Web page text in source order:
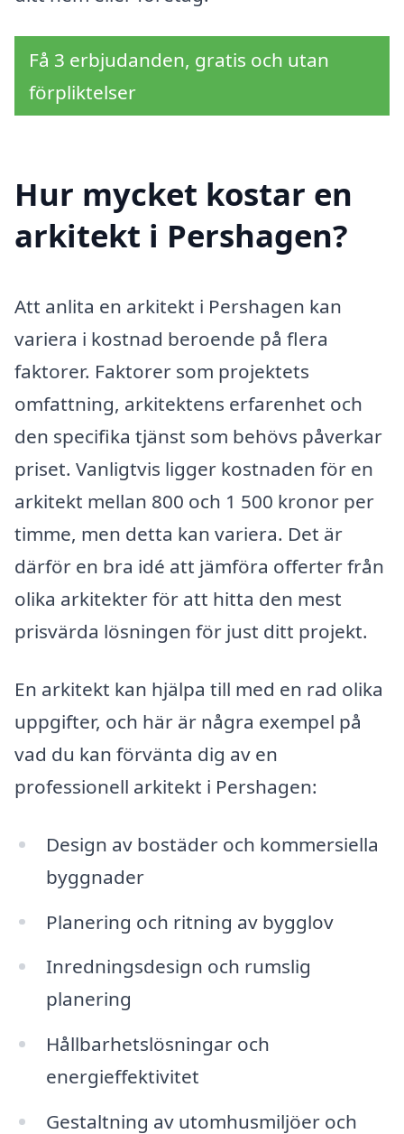
Få 3 erbjudanden, gratis och utan
förpliktelser
Hur mycket kostar en
arkitekt i Pershagen?
Att anlita en arkitekt i Pershagen kan
variera i kostnad beroende på flera
faktorer. Faktorer som projektets
omfattning, arkitektens erfarenhet och
den specifika tjänst som behövs påverkar
priset. Vanligtvis ligger kostnaden för en
arkitekt mellan 800 och 1 500 kronor per
timme, men detta kan variera. Det är
därför en bra idé att jämföra offerter från
olika arkitekter för att hitta den mest
prisvärda lösningen för just ditt projekt.
En arkitekt kan hjälpa till med en rad olika
uppgifter, och här är några exempel på
vad du kan förvänta dig av en
professionell arkitekt i Pershagen:
Design av bostäder och kommersiella
byggnader
Planering och ritning av bygglov
Inredningsdesign och rumslig
planering
Hållbarhetslösningar och
energieffektivitet
Gestaltning av utomhusmiljöer och